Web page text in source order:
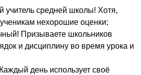
учитель средней школы! Хотя,
нехорошие оценки;
Призываете школьников
и дисциплину во время урока и
день использует своё